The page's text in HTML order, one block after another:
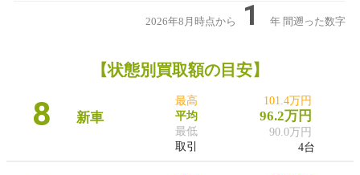
2026年8月時点から 1 年 間遡った数字
【状態別買取額の目安】
8 新車
最高
平均
最低
取引
101.4万円
96.2万円
90.0万円
4台